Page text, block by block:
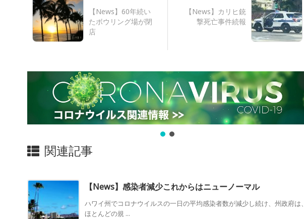
【News】カリヒ銃
撃死亡事件続報
【News】60年続い
たボウリング場が閉
店
関連記事
【News】感染者減少これからはニューノーマル
ハワイ州でコロナウイルスの一日の平均感染者数が減少し続け、州政府は、
ほとんどの規 ...